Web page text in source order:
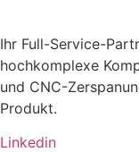
Ihr Full-Service-
hochkomplexe
und CNC-
Produkt.
Linkedin